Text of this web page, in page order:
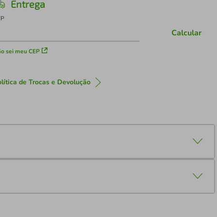
Entrega
sei meu CEP
Calcular
de Trocas e Devolução